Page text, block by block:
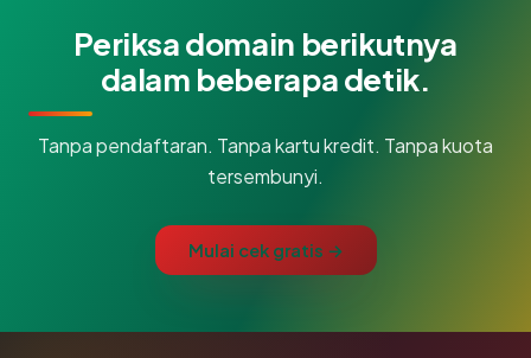
Periksa domain berikutnya
dalam beberapa detik.
Tanpa pendaftaran. Tanpa kartu kredit. Tanpa kuota
tersembunyi.
Mulai cek gratis →